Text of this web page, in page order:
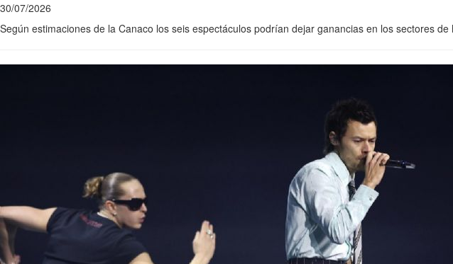
30/07/2026
Según estimaciones de la Canaco los seis espectáculos podrían dejar ganancias en los sectores